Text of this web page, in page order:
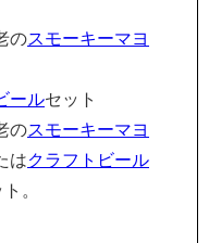
のスモーキーマヨ
ールセット
のスモーキーマヨ
はクラフトビール
。